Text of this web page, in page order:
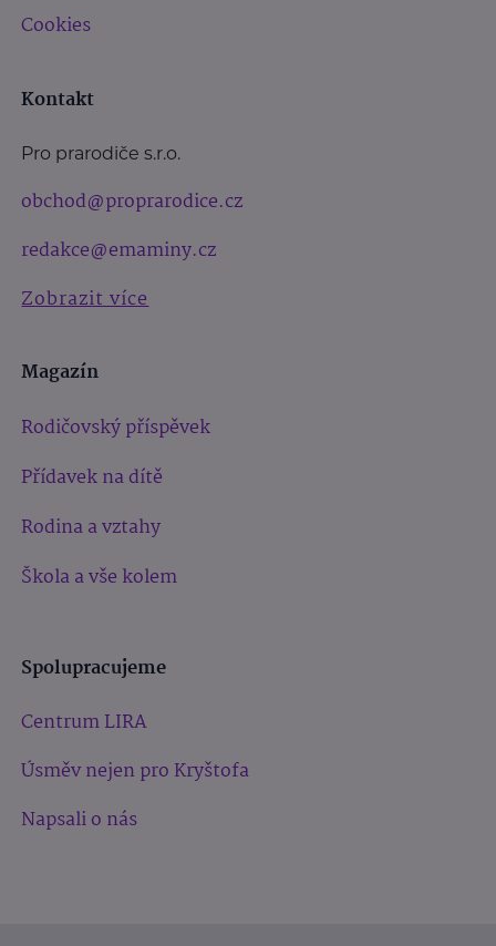
Cookies
Kontakt
Pro prarodiče s.r.o.
obchod@proprarodice.cz
redakce@emaminy.cz
Zobrazit více
Magazín
Rodičovský příspěvek
Přídavek na dítě
Rodina a vztahy
Škola a vše kolem
Spolupracujeme
Centrum LIRA
Úsměv nejen pro Kryštofa
Napsali o nás